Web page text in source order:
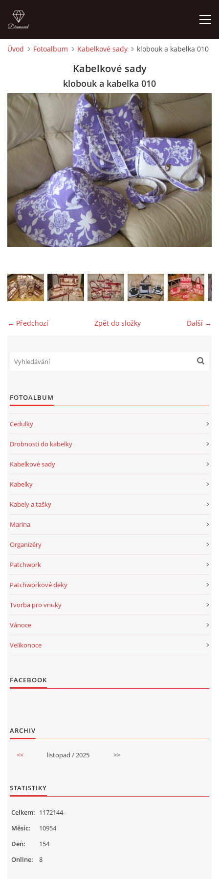
CEDULKY
MOJE POSLEDNÍ PRÁCE
jk-laguna@seznam.cz
Úvod Fotoalbum Kabelkové sady klobouk a kabelka 010
Kabelkové sady
klobouk a kabelka 010
← Předchozí Další →
Zpět do složky
FOTOALBUM
Cedulky
Drobnosti do kabelky
Kabelkové sady
Kabelky
Kabely a tašky
Marina
Organizéry
Patchwork
Patchworkové deky
Tvorba pro vnuky
Vánoce
Velikonoce
FACEBOOK
ARCHIV
<< listopad / 2025 >>
STATISTIKY
Online: 8
Celkem: 1172144
Měsíc:
10954
Den:
154